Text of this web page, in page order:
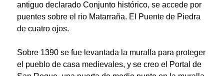
antiguo declarado Conjunto histórico, se accede por
puentes sobre el rio Matarraña. El Puente de Piedra
de cuatro ojos.
Sobre 1390 se fue levantada la muralla para proteger
el pueblo de casa medievales, y se creo el Portal de